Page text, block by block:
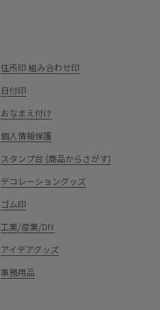
住所印 組み合わせ印
日付印
おなまえ付け
個人情報保護
スタンプ台 (商品からさがす)
デコレーショングッズ
ゴム印
工業/産業/DIY
アイデアグッズ
事務用品